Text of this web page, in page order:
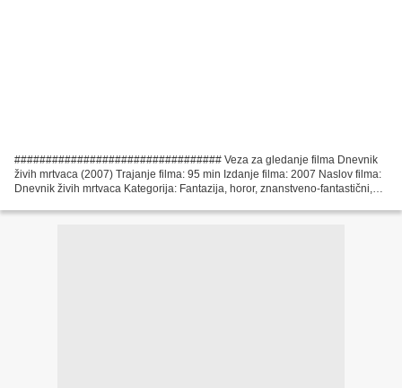
################################# Veza za gledanje filma Dnevnik
živih mrtvaca (2007) Trajanje filma: 95 min Izdanje filma: 2007 Naslov filma:
Dnevnik živih mrtvaca Kategorija: Fantazija, horor, znanstveno-fantastični,